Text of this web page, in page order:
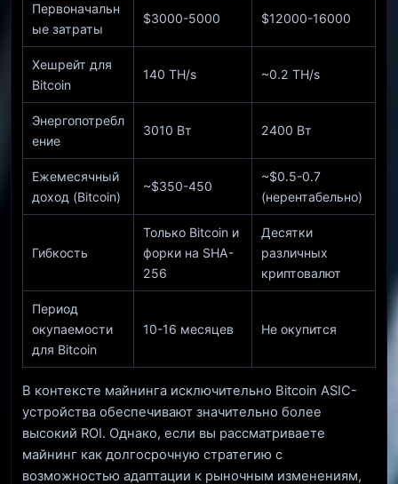
Первоначальн
ые затраты
$3000-5000 $12000-16000
Хешрейт для
Bitcoin
140 TH/s ~0.2 TH/s
Энергопотребл
ение
3010 Вт 2400 Вт
Ежемесячный
доход (Bitcoin)
~$350-450
~$0.5-0.7
(нерентабельно)
Гибкость
Только Bitcoin и
форки на SHA-
256
Десятки
различных
криптовалют
Период
окупаемости
для Bitcoin
10-16 месяцев Не окупится
В контексте майнинга исключительно Bitcoin ASIC-
устройства обеспечивают значительно более
высокий ROI. Однако, если вы рассматриваете
майнинг как долгосрочную стратегию с
возможностью адаптации к рыночным изменениям,